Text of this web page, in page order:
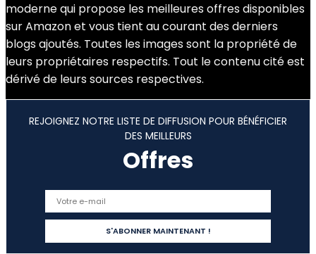
moderne qui propose les meilleures offres disponibles
sur Amazon et vous tient au courant des derniers
blogs ajoutés. Toutes les images sont la propriété de
leurs propriétaires respectifs. Tout le contenu cité est
dérivé de leurs sources respectives.
REJOIGNEZ NOTRE LISTE DE DIFFUSION POUR BÉNÉFICIER
DES MEILLEURS
Offres